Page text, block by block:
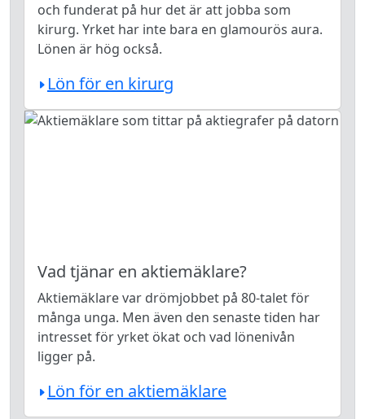
och funderat på hur det är att jobba som
kirurg. Yrket har inte bara en glamourös aura.
Lönen är hög också.
Lön för en kirurg
Vad tjänar en aktiemäklare?
Aktiemäklare var drömjobbet på 80-talet för
många unga. Men även den senaste tiden har
intresset för yrket ökat och vad lönenivån
ligger på.
Lön för en aktiemäklare